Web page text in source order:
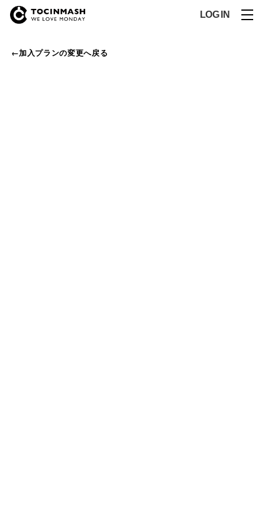
LOG IN
←加入プランの変更へ戻る